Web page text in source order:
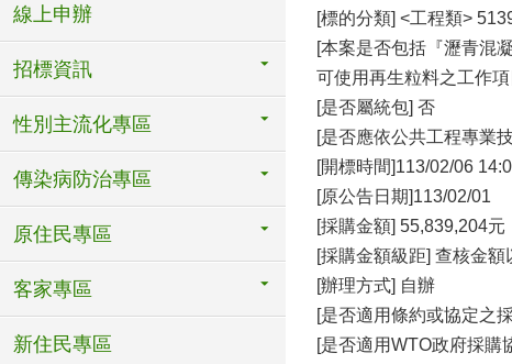
線上申辦
招標資訊
性別主流化專區
傳染病防治專區
原住民專區
客家專區
新住民專區
[標的分類] <工程類>
[本案是否包括『瀝青混
可使用再生粒料之工作
[是否屬統包] 否
[是否應依公共工程專業
[開標時間]113/02/06
[原公告日期]113/02/01
[採購金額] 55,839,204元
[採購金額級距] 查核金額
[辦理方式] 自辦
[是否適用條約或協定之
[是否適用WTO政府採購